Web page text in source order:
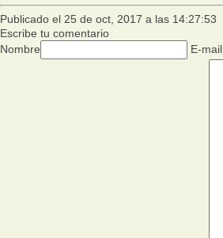
Publicado el 25 de oct, 2017 a las 14:27:53
Escribe tu comentario
Nombre
E-mail